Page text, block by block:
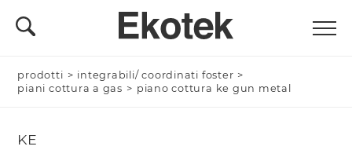
prodotti > integrabili/ coordinati foster >
piani cottura a gas > piano cottura ke gun metal
KE
Nominativo *